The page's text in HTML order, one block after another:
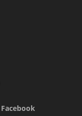
Facebook